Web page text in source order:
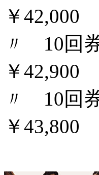
￥42,000
〃 10回
￥42,900
〃 10回
￥43,800